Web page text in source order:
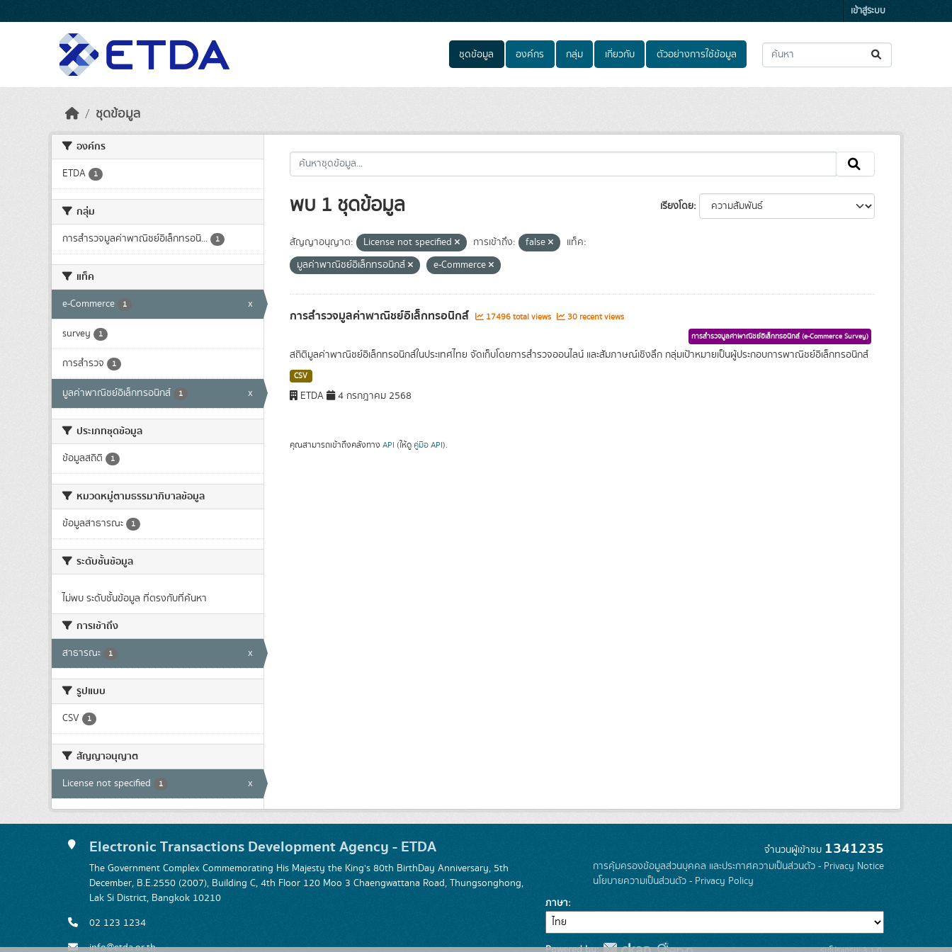
เข้าสู่ระบบ
ชุดข้อมูล องค์กร กลุ่ม เกี่ยวกับ ตัวอย่างการใช้ข้อมูล
ชุดข้อมูล
องค์กร
ETDA 1
กลุ่ม
การสำรวจมูลค่าพาณิชย์อิเล็กทรอนิ... 1
แท็ค
e-Commerce 1 x
survey 1
การสำรวจ 1
มูลค่าพาณิชย์อิเล็กทรอนิกส์ 1 x
ประเภทชุดข้อมูล
ข้อมูลสถิติ 1
หมวดหมู่ตามธรรมาภิบาลข้อมูล
ข้อมูลสาธารณะ 1
ระดับชั้นข้อมูล
ไม่พบ ระดับชั้นข้อมูล ที่ตรงกับที่ค้นหา
การเข้าถึง
สาธารณะ 1 x
รูปแบบ
CSV 1
สัญญาอนุญาต
License not specified 1 x
เรียงโดย
พบ 1 ชุดข้อมูล
สัญญาอนุญาต: License not specified การเข้าถึง: false
แท็ค:
มูลค่าพาณิชย์อิเล็กทรอนิกส์
e-Commerce
การสำรวจมูลค่าพาณิชย์อิเล็กทรอนิกส์ 17496 total views 30 recent views
การสำรวจมูลค่าพาณิชย์อิเล็กทรอนิกส์ (e-Commerce Survey)
สถิติมูลค่าพาณิชย์อิเล็กทรอนิกส์ในประเทศไทย จัดเก็บโดยการสำรวจออนไลน์ และสัมภาษณ์เชิงลึก กลุ่มเป้าหมายเป็นผู้ประกอบการพาณิชย์อิเล็กทรอนิกส์
CSV
ETDA 4 กรกฎาคม 2568
คุณสามารถเข้าถึงคลังทาง API (ให้ดู คู่มือ API).
Electronic Transactions Development Agency - ETDA
The Government Complex Commemorating His Majesty the King's 80th BirthDay Anniversary, 5th
December, B.E.2550 (2007), Building C, 4th Floor 120 Moo 3 Chaengwattana Road, Thungsonghong,
Lak Si District, Bangkok 10210
02 123 1234
info@etda.or.th
จำนวนผู้เข้าชม 1341235
การคุ้มครองข้อมูลส่วนบุคคล และประกาศความเป็นส่วนตัว - Privacy Notice
นโยบายความเป็นส่วนตัว - Privacy Policy
ภาษา